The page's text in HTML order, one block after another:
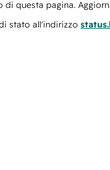
questa pagina.
stato all'indirizzo